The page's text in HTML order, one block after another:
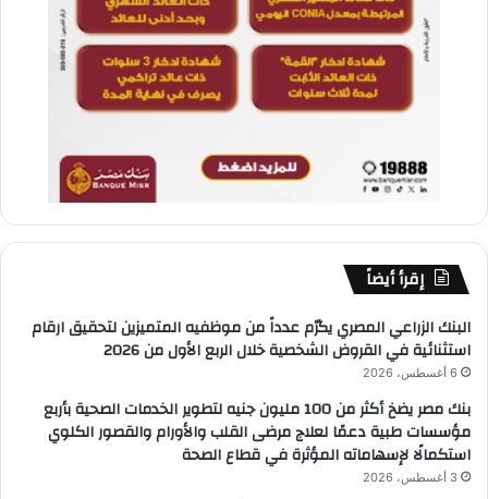
إقرأ أيضاً
البنك الزراعي المصري يكرّم عدداً من موظفيه المتميزين لتحقيق ارقام
استثنائية في القروض الشخصية خلال الربع الأول من 2026
6 أغسطس، 2026
بنك مصر يضخ أكثر من 100 مليون جنيه لتطوير الخدمات الصحية بأربع
مؤسسات طبية دعمًا لعلاج مرضى القلب والأورام والقصور الكلوي
استكمالًا لإسهاماته المؤثرة في قطاع الصحة
3 أغسطس، 2026